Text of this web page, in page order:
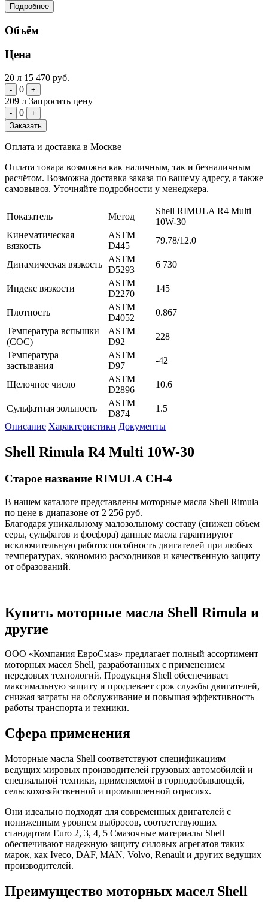
Подробнее
Объём
Цена
20 л 15 470 руб.
- 0 +
209 л Запросить цену
- 0
+
Заказать
Оплата и доставка в Москве
Оплата товара возможна как наличным, так и безналичным
расчётом. Возможна доставка заказа по вашему адресу, а также
самовывоз. Уточняйте подробности у менеджера.
Показатель Метод
Shell RIMULA R4 Multi
10W-30
Кинематическая
вязкость
ASTM
D445
79.78/12.0
Динамическая вязкость
ASTM
D5293
6 730
Индекс вязкости
ASTM
D2270
145
Плотность
ASTM
D4052
0.867
Температура вспышки
(СОС)
ASTM
D92
228
Температура
застывания
ASTM
D97
-42
Щелочное число
ASTM
D2896
10.6
Сульфатная зольность
ASTM
D874
1.5
Описание Характеристики Документы
Shell Rimula R4 Multi 10W-30
Старое название RIMULA CH-4
В нашем каталоге представлены моторные масла Shell Rimula
по цене в диапазоне от 2 256 руб.
Благодаря уникальному малозольному составу (снижен объем
серы, сульфатов и фосфора) данные масла гарантируют
исключительную работоспособность двигателей при любых
температурах, экономию расходников и качественную защиту
от образований.
Купить моторные масла Shell Rimula и
другие
ООО «Компания ЕвроСмаз» предлагает полный ассортимент
моторных масел Shell, разработанных с применением
передовых технологий. Продукция Shell обеспечивает
максимальную защиту и продлевает срок службы двигателей,
снижая затраты на обслуживание и повышая эффективность
работы транспорта и техники.
Сфера применения
Моторные масла Shell соответствуют спецификациям
ведущих мировых производителей грузовых автомобилей и
специальной техники, применяемой в горнодобывающей,
сельскохозяйственной и промышленной отраслях.
Они идеально подходят для современных двигателей с
пониженным уровнем выбросов, соответствующих
стандартам Euro 2, 3, 4, 5 Смазочные материалы Shell
обеспечивают надежную защиту силовых агрегатов таких
марок, как Iveco, DAF, MAN, Volvo, Renault и других ведущих
производителей.
Преимущество моторных масел Shell